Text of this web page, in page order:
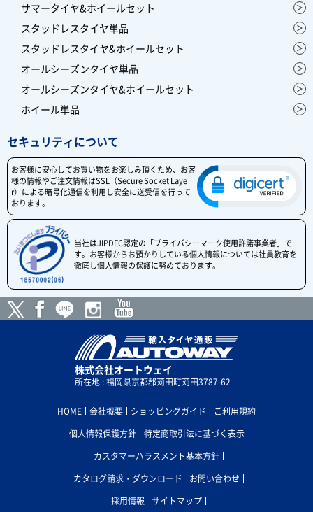
サマータイヤ&ホイールセット
スタッドレスタイヤ単品
スタッドレスタイヤ&ホイールセット
オールシーズンタイヤ単品
オールシーズンタイヤ&ホイールセット
ホイール単品
セキュリティについて
お客様に安心してお買い物をお楽しみ頂くため、お客
様の情報やご注文情報はSSL（Secure Socket Laye
r）による暗号化通信を利用し安全に送受信を行って
おります。
当社はJIPDEC認定の「プライバシーマーク使用許諾事業者」で
す。お客様からお預かりしている個人情報については社員教育を
徹底し個人情報の保護に努めております。
株式会社オートウェイ
所在地 : 福岡県京都郡苅田町苅田3787-62
HOME 会社概要 ショッピングガイド
ご利用規約
個人情報保護方針
特定商取引法に基づく表示
カスタマーハラスメント基本方針
カタログ請求・ダウンロード
お問い合わせ
採用情報
サイトマップ